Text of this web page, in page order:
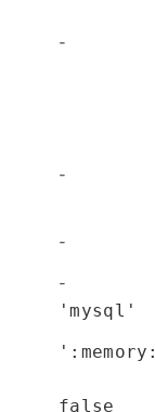
-
-
-
-
'mysql'
false